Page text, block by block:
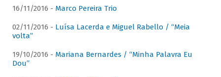
16/11/2016 - Marco Pereira Trio
02/11/2016 - Luísa Lacerda e Miguel Rabello / “Meia
volta”
19/10/2016 - Mariana Bernardes / “Minha Palavra Eu
Dou”